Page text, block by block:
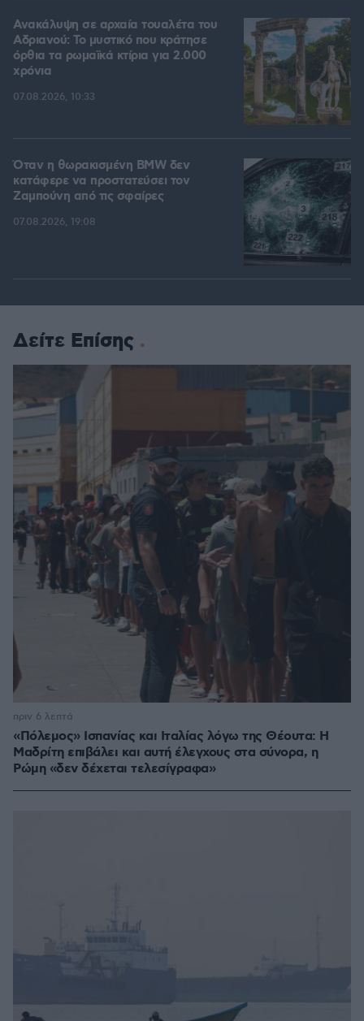
Ανακάλυψη σε αρχαία τουαλέτα του
Αδριανού: Το μυστικό που κράτησε
όρθια τα ρωμαϊκά κτίρια για 2.000
χρόνια
07.08.2026, 10:33
Όταν η θωρακισμένη BMW δεν
κατάφερε να προστατεύσει τον
Ζαμπούνη από τις σφαίρες
07.08.2026, 19:08
Δείτε Επίσης
«Πόλεμος» Ισπανίας και Ιταλίας λόγω της Θέουτα: Η
Μαδρίτη επιβάλει και αυτή έλεγχους στα σύνορα, η
Ρώμη «δεν δέχεται τελεσίγραφα»
πριν 6 λεπτά